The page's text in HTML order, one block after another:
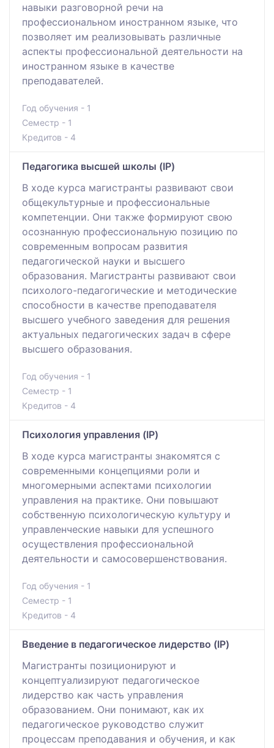
навыки разговорной речи на
профессиональном иностранном языке, что
позволяет им реализовывать различные
аспекты профессиональной деятельности на
иностранном языке в качестве
преподавателей.
Год обучения - 1
Семестр - 1
Кредитов - 4
Педагогика высшей школы (IP)
В ходе курса магистранты развивают свои
общекультурные и профессиональные
компетенции. Они также формируют свою
осознанную профессиональную позицию по
современным вопросам развития
педагогической науки и высшего
образования. Магистранты развивают свои
психолого-педагогические и методические
способности в качестве преподавателя
высшего учебного заведения для решения
актуальных педагогических задач в сфере
высшего образования.
Год обучения - 1
Семестр - 1
Кредитов - 4
Психология управления (IP)
В ходе курса магистранты знакомятся с
современными концепциями роли и
многомерными аспектами психологии
управления на практике. Они повышают
собственную психологическую культуру и
управленческие навыки для успешного
осуществления профессиональной
деятельности и самосовершенствования.
Год обучения - 1
Семестр - 1
Кредитов - 4
Введение в педагогическое лидерство (IP)
Магистранты позиционируют и
концептуализируют педагогическое
лидерство как часть управления
образованием. Они понимают, как их
педагогическое руководство служит
процессам преподавания и обучения, и как